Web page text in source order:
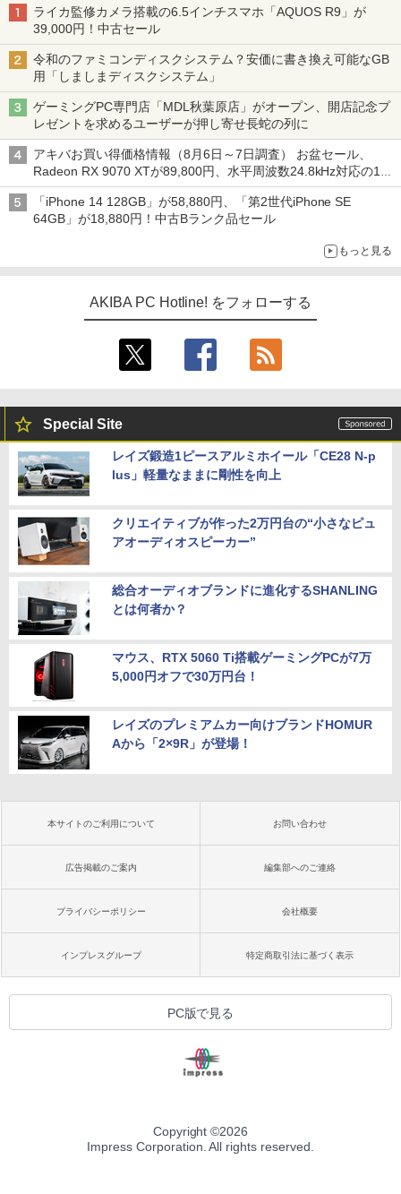
ライカ監修カメラ搭載の6.5インチスマホ「AQUOS R9」が
39,000円！中古セール
令和のファミコンディスクシステム？安価に書き換え可能なGB
用「しましまディスクシステム」
ゲーミングPC専門店「MDL秋葉原店」がオープン、開店記念プ
レゼントを求めるユーザーが押し寄せ長蛇の列に
アキバお買い得価格情報（8月6日～7日調査） お盆セール、
Radeon RX 9070 XTが89,800円、水平周波数24.8kHz対応の17
型モニターが9,801円、暑さ指数連動セール ほか
「iPhone 14 128GB」が58,880円、「第2世代iPhone SE
64GB」が18,880円！中古Bランク品セール
もっと見る
AKIBA PC Hotline! をフォローする
Special Site
レイズ鍛造1ピースアルミホイール「CE28 N-p
lus」軽量なままに剛性を向上
クリエイティブが作った2万円台の“小さなピュ
アオーディオスピーカー”
総合オーディオブランドに進化するSHANLING
とは何者か？
マウス、RTX 5060 Ti搭載ゲーミングPCが7万
5,000円オフで30万円台！
レイズのプレミアムカー向けブランドHOMUR
Aから「2×9R」が登場！
本サイトのご利用について お問い合わせ
広告掲載のご案内 編集部へのご連絡
プライバシーポリシー 会社概要
インプレスグループ 特定商取引法に基づく表示
PC版で見る
Copyright ©2026
Impress Corporation. All rights reserved.